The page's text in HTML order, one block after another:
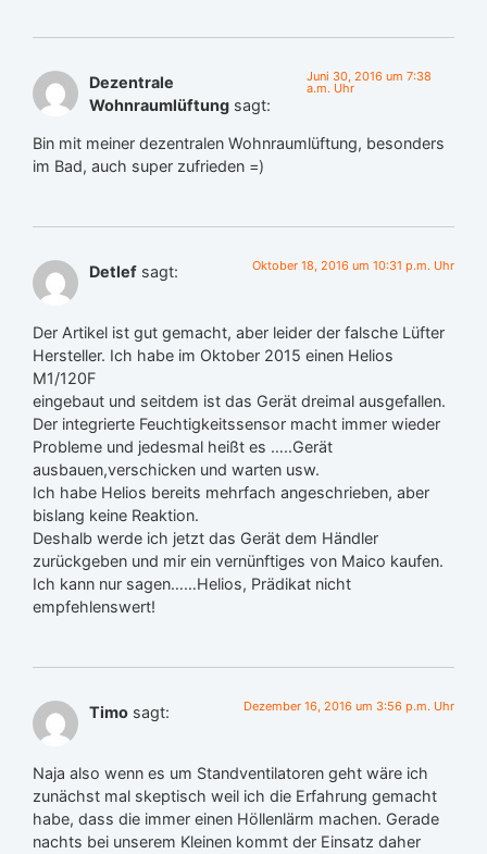
Dezentrale
Wohnraumlüftung sagt:
Juni 30, 2016 um 7:38
a.m. Uhr
Bin mit meiner dezentralen Wohnraumlüftung, besonders
im Bad, auch super zufrieden =)
Detlef sagt: Oktober 18, 2016 um 10:31 p.m. Uhr
Der Artikel ist gut gemacht, aber leider der falsche Lüfter
Hersteller. Ich habe im Oktober 2015 einen Helios
M1/120F
eingebaut und seitdem ist das Gerät dreimal ausgefallen.
Der integrierte Feuchtigkeitssensor macht immer wieder
Probleme und jedesmal heißt es …..Gerät
ausbauen,verschicken und warten usw.
Ich habe Helios bereits mehrfach angeschrieben, aber
bislang keine Reaktion.
Deshalb werde ich jetzt das Gerät dem Händler
zurückgeben und mir ein vernünftiges von Maico kaufen.
Ich kann nur sagen……Helios, Prädikat nicht
empfehlenswert!
Timo sagt: Dezember 16, 2016 um 3:56 p.m. Uhr
Naja also wenn es um Standventilatoren geht wäre ich
zunächst mal skeptisch weil ich die Erfahrung gemacht
habe, dass die immer einen Höllenlärm machen. Gerade
nachts bei unserem Kleinen kommt der Einsatz daher